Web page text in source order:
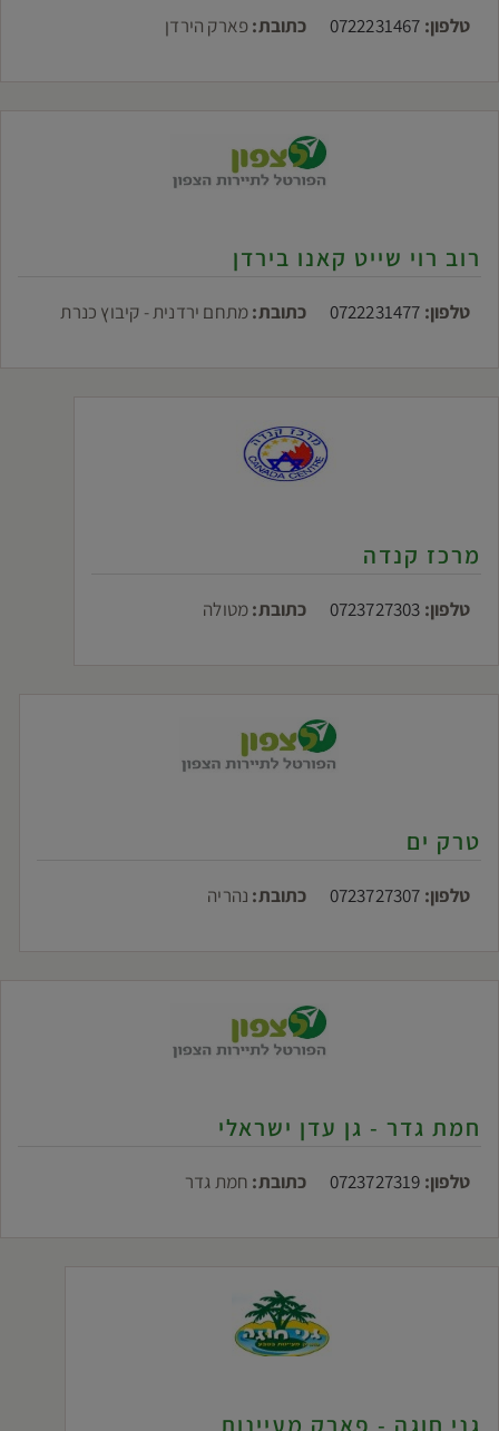
טלפון: 0722231467 כתובת:פארק הירדן
רוב רוי שייט קאנו בירדן
טלפון: 0722231477 כתובת:מתחם ירדנית - קיבוץ כנרת
מרכז קנדה
טלפון: 0723727303 כתובת:מטולה
טרק ים
טלפון: 0723727307 כתובת: נהריה
חמת גדר - גן עדן ישראלי
טלפון: 0723727319 כתובת: חמת גדר
גני חוגה - פארק מעיינות